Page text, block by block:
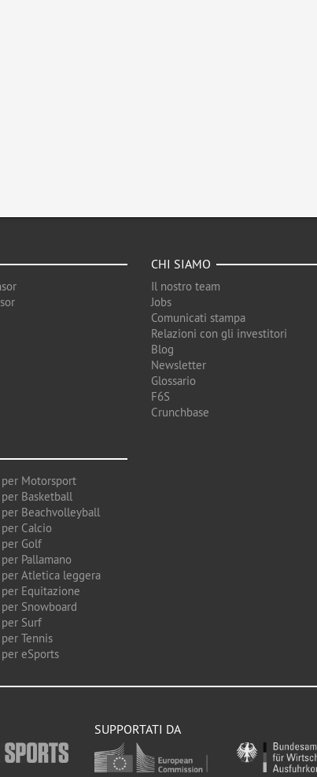
CHI SIAMO
Il nostro team
Jobs
Comunicati stampa
Relazioni con gli investitori
Blog
Newsletter
Glossario
F6S
Crunchbase
Motorsport
Basketball
Beachvolleyball
Calcio
Golf
Pallamano
Atletica leggera
Equitazione
Snowboard
Surf
Tennis
eSports
SUPPORTATI DA